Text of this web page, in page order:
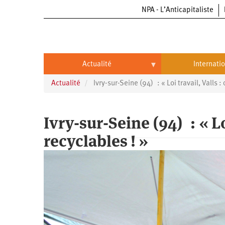
NPA - L’Anticapitaliste
Actualité
Actualité
Entreprises
Entreprises
Commerce
Oppressions
Féminisme
Éducation
International
Chine
États-
Unis
Continents
Actualité Ivry-sur-Seine (94) : « Loi travail, Valls :
Ivry-sur-Seine (94) : «
recyclables ! »